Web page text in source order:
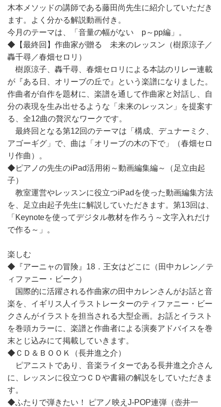
木本メソッドの講師である藤田尚先生に紹介していただき
ます。よく分かる解説動画付き。
今月のテーマは、「音量の幅がない p～pp編」。
◆【最終回】作曲家が贈る 未来のレッスン（樹原涼子／
轟千尋／春畑セロリ）
樹原涼子、轟千尋、春畑セロリによる本誌のリレー連載
が『ある日、オリーブの丘で』という楽譜になりました。
作曲者が自作を題材に、楽譜を通して作曲家と対話し、自
分の表現を生み出せるような「未来のレッスン」を提案す
る、全12曲の贅沢なワークです。
最終回となる第12回のテーマは「構成、デュナーミク、
アゴーギグ」で、曲は「オリーブの木の下で」（春畑セロ
リ作曲）。
◆ピアノの先生のiPad活用術～動画編集編～（足立由起
子）
教室運営やレッスンに役立つiPadを使った動画編集方法
を、足立由起子先生に解説していただきます。第13回は、
「Keynoteを使ってデジタル教材を作ろう～文字入れだけ
で作る～」。
楽しむ
◆『アーニャの冒険』18．王女はどこに（田中カレン／テ
ィファニー・ビーク）
国際的に活躍される作曲家の田中カレンさんがお話と音
楽を、イギリス人イラストレーターのティファニー・ビー
クさんがイラストを担当される大型企画。お話とイラスト
を巻頭カラーに、楽譜と作曲者による演奏アドバイスを巻
末とじ込みにて掲載していきます。
◆ＣＤ＆ＢＯＯＫ（長井進之介）
ピアニストであり、音楽ライターである長井進之介さん
に、レッスンに役立つＣＤや書籍の解説をしていただきま
す。
◆ふたりで弾きたい！ ピアノ映えJ-POP連弾（壺井一